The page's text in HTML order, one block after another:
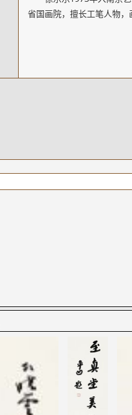
省国画院，擅长工笔人物